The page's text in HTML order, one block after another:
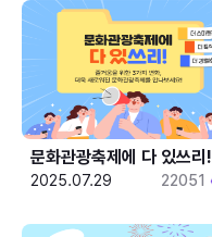
문화관광축제에 다 있쓰리!
2025.07.29 22051